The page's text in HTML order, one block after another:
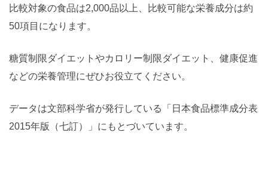
比較対象の食品は2,000品以上、比較可能な栄養成分は約
50項目になります。
糖質制限ダイエットやカロリー制限ダイエット、健康促進
などの栄養管理にぜひお役立てください。
データは文部科学省が発行している「日本食品標準成分表
2015年版（七訂）」にもとづいています。